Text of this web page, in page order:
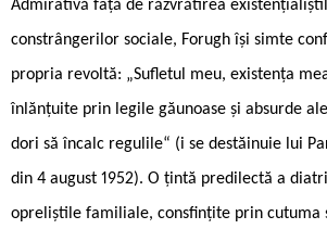
Admirativă faţă de răzvrătirea
constrângerilor sociale, Forugh îşi simte
propria revoltă: „Sufletul meu, existenţa
înlănţuite prin legile găunoase şi absurde
dori să încalc regulile“ (i se destăinuie lui
din 4 august 1952). O țintă predilectă a
opreliștile familiale, consfințite prin cutuma